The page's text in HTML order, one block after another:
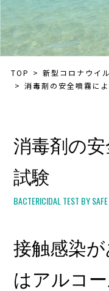
TOP
新型コロナウイ
消毒剤の安全噴霧に
消毒剤の
試験
BACTERICIDAL TEST BY
接触感染
はアルコ